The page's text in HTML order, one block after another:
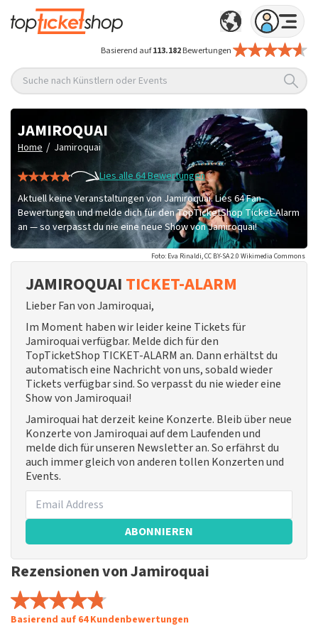
Basierend auf113.182Bewertungen
Suche nach Künstlern oder Events
JAMIROQUAI
Home / Jamiroquai
Lies alle 64 Bewertungen
Aktuell keine Veranstaltungen von Jamiroquai. Lies 64 Fan-
Bewertungen und melde dich für den TopTicketShop Ticket-Alarm
an — so verpasst du nie eine neue Show von Jamiroquai!
Foto: Eva Rinaldi, CC BY-SA 2.0 Wikimedia Commons
JAMIROQUAI TICKET-ALARM
Lieber Fan von Jamiroquai,
Im Moment haben wir leider keine Tickets für
Jamiroquai verfügbar. Melde dich für den
TopTicketShop TICKET-ALARM an. Dann erhältst du
automatisch eine Nachricht von uns, sobald wieder
Tickets verfügbar sind. So verpasst du nie wieder eine
Show von Jamiroquai!
Jamiroquai hat derzeit keine Konzerte. Bleib über neue
Konzerte von Jamiroquai auf dem Laufenden und
melde dich für unseren Newsletter an. So erfährst du
auch immer gleich von anderen tollen Konzerten und
Events.
ABONNIEREN
Rezensionen von Jamiroquai
Basierend auf 64 Kundenbewertungen